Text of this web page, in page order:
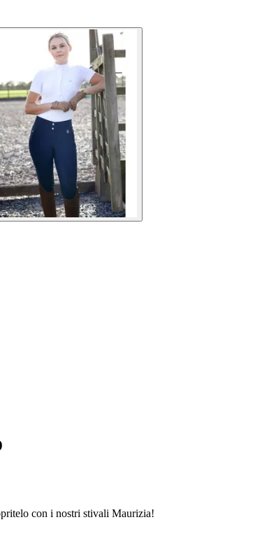
con i nostri stivali Maurizia!